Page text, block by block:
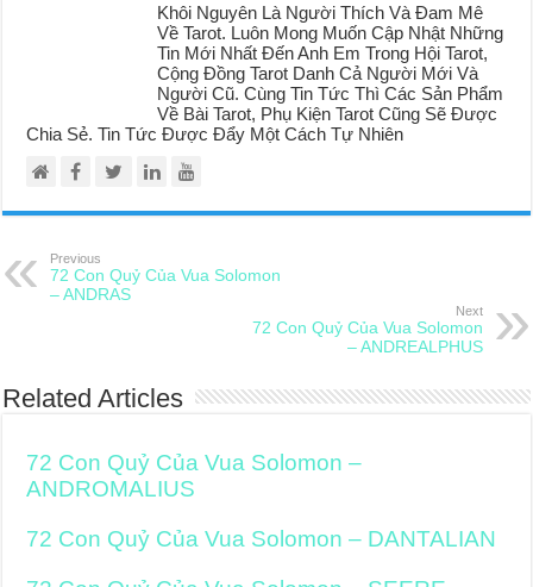
Khôi Nguyên Là Người Thích Và Đam Mê
Về Tarot. Luôn Mong Muốn Cập Nhật Những
Tin Mới Nhất Đến Anh Em Trong Hội Tarot,
Cộng Đồng Tarot Danh Cả Người Mới Và
Người Cũ. Cùng Tin Tức Thì Các Sản Phẩm
Về Bài Tarot, Phụ Kiện Tarot Cũng Sẽ Được
Chia Sẻ. Tin Tức Được Đẩy Một Cách Tự Nhiên
Previous
72 Con Quỷ Của Vua Solomon
– ANDRAS
Next
72 Con Quỷ Của Vua Solomon
– ANDREALPHUS
Related Articles
72 Con Quỷ Của Vua Solomon –
ANDROMALIUS
72 Con Quỷ Của Vua Solomon – DANTALIAN